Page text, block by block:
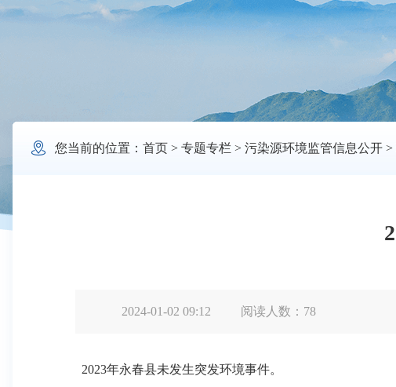
 您当前的位置： 首页> 专题专栏> 污染源环境监管信息公开>
2024-01-02 09:12 阅读人数： 78
2023年永春县未发生突发环境事件。